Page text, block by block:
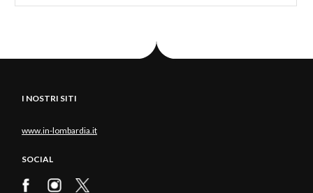
I NOSTRI SITI
www.in-lombardia.it
SOCIAL